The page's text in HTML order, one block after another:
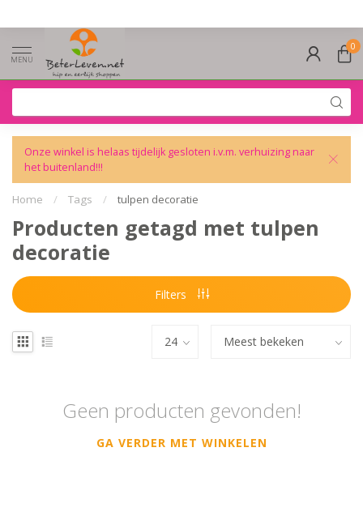
MENU
0
Onze winkel is helaas tijdelijk gesloten i.v.m. verhuizing naar
het buitenland!!!
Home / Tags / tulpen decoratie
Producten getagd met tulpen
decoratie
Filters
Geen producten gevonden!
GA VERDER MET WINKELEN